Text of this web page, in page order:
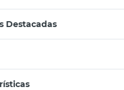
Destacadas